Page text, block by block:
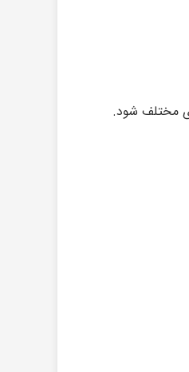
مختلف شود.